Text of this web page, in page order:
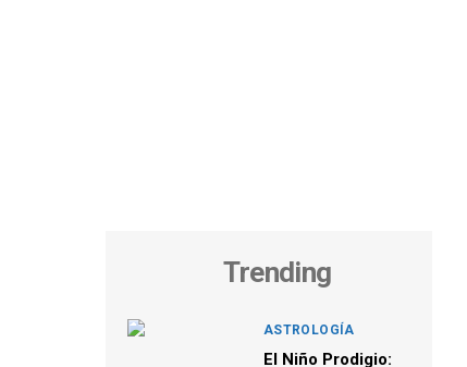
Trending
ASTROLOGÍA
El Niño Prodigio: